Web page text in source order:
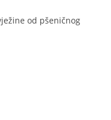
od pšeničnog